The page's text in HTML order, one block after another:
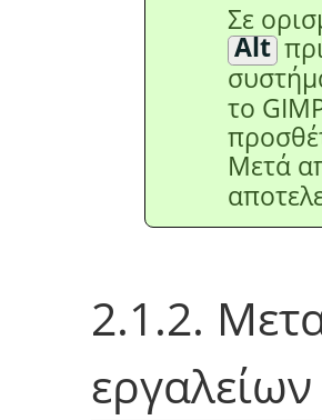
Σε
Alt
το
Μετά
2.1.2.